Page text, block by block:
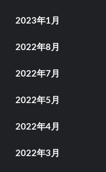
2023年1月
2022年8月
2022年7月
2022年5月
2022年4月
2022年3月